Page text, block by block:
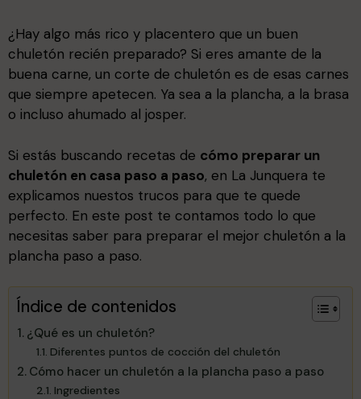
¿Hay algo más rico y placentero que un buen
chuletón recién preparado? Si eres amante de la
buena carne, un corte de chuletón es de esas carnes
que siempre apetecen. Ya sea a la plancha, a la brasa
o incluso ahumado al josper.
Si estás buscando recetas de cómo preparar un
chuletón en casa paso a paso, en La Junquera te
explicamos nuestos trucos para que te quede
perfecto. En este post te contamos todo lo que
necesitas saber para preparar el mejor chuletón a la
plancha paso a paso.
Índice de contenidos
¿Qué es un chuletón?
Diferentes puntos de cocción del chuletón
Cómo hacer un chuletón a la plancha paso a paso
Ingredientes